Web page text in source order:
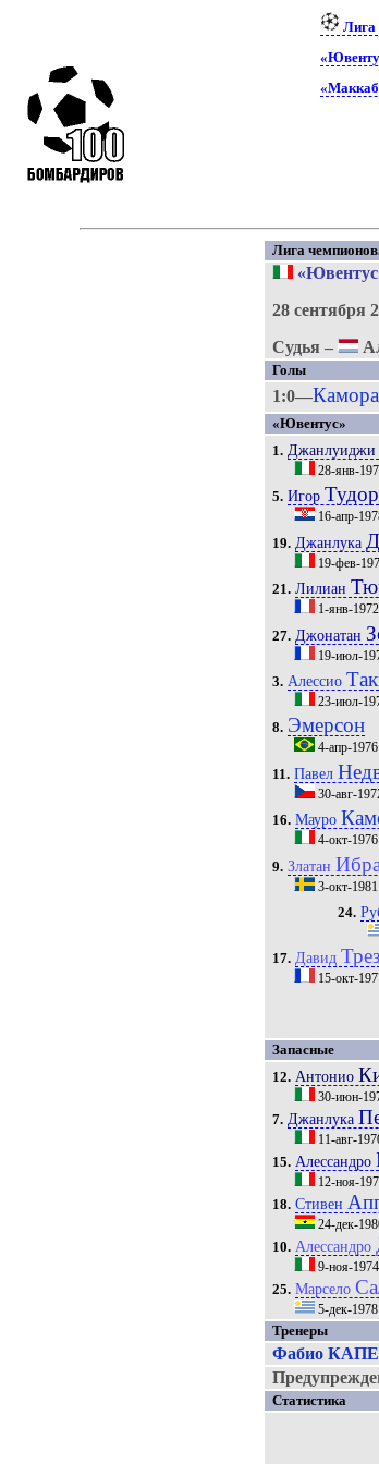
Лига
Лига
28 сентября
Судья –
Голы
1:0—
«Ювентус»
1. Джанлуиджи
28-янв-
5. ИгорТудор
16-апр-
19. Джанлука
19-фев-
21. Лилиан
1-янв-1972
27. Джонатан
19-июл-
3. Алессио
23-июл-
8. Эмерсон
4-апр-1976
11. Павел
30-авг-
16. Мауро
4-окт-1976
9. Златан
3-окт-1981
24.
17. Давид
15-окт-
Запасные
12. Антонио
30-июн-
7. Джанлука
11-авг-
15. Алессандро
12-ноя-
18. Стивен
24-дек-
10. Алессандро
9-ноя-1974
25. Марсело
5-дек-1978
Тренеры
Фабио
Статистика